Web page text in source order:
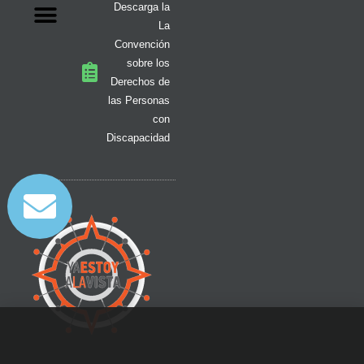
Descarga la
La
Convención
sobre los
Derechos de
las Personas
con
Discapacidad